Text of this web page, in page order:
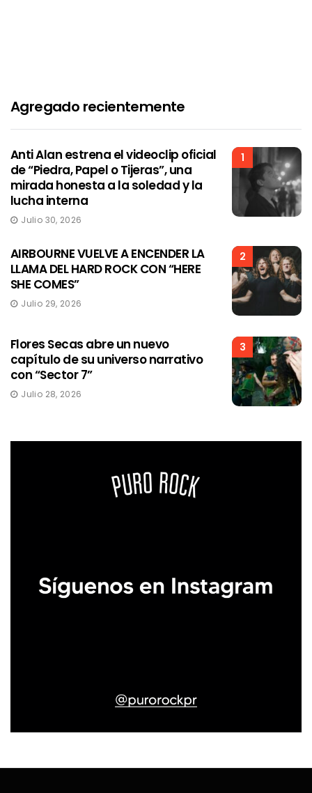
Agregado recientemente
1
Anti Alan estrena el videoclip oficial
de “Piedra, Papel o Tijeras”, una
mirada honesta a la soledad y la
lucha interna
Julio 30, 2026
2
AIRBOURNE VUELVE A ENCENDER LA
LLAMA DEL HARD ROCK CON “HERE
SHE COMES”
Julio 29, 2026
3
Flores Secas abre un nuevo
capítulo de su universo narrativo
con “Sector 7”
Julio 28, 2026